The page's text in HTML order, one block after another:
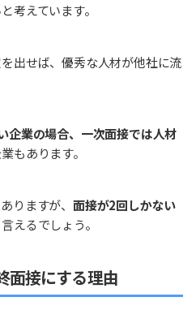
考えています。
出せば、優秀な人材が他社に流
企業の場合、一次面接では人材
もあります。
りますが、面接が2回しかない
えるでしょう。
面接にする理由